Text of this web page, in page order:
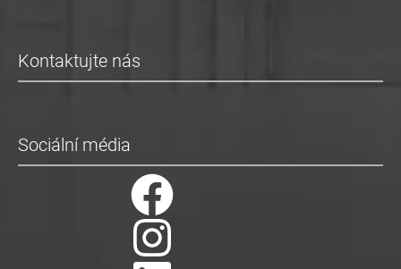
Kontaktujte nás
Sociální média